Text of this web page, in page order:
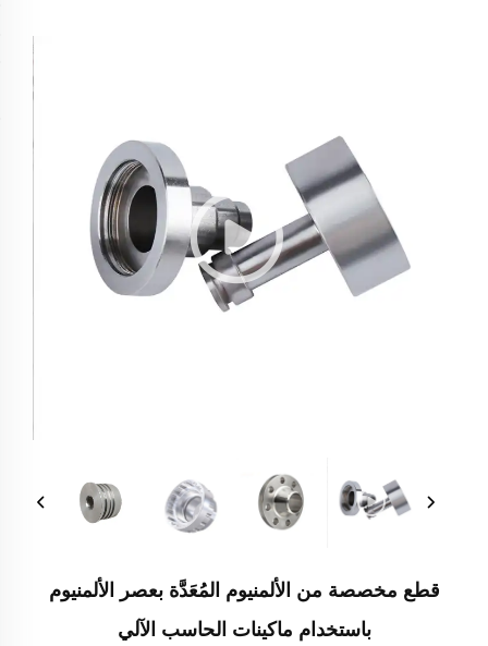
قطع مخصصة من الألمنيوم المُعَدَّة بعصر الألمنيوم
باستخدام ماكينات الحاسب الآلي